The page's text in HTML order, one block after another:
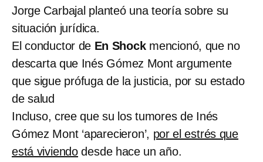
Jorge Carbajal planteó una teoría sobre su
situación jurídica.
El conductor de En Shockmencionó, que no
descarta que Inés Gómez Mont argumente
que sigue prófuga de la justicia, por su estado
de salud
Incluso, cree que su los tumores de Inés
Gómez Mont ‘aparecieron’, por el estrés que
está viviendo desde hace un año.